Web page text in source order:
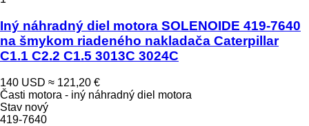
Iný náhradný diel motora SOLENOIDE 419-7640
na šmykom riadeného nakladača Caterpillar
C1.1 C2.2 C1.5 3013C 3024C
140 USD ≈ 121,20 €
Časti motora - iný náhradný diel motora
Stav nový
419-7640